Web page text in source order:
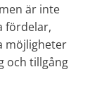
är inte
fördelar,
möjligheter
och tillgång